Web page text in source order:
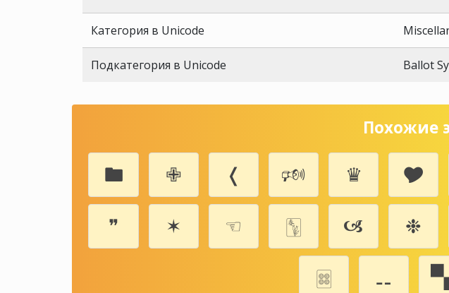
Категория в Unicode
Подкатегория в Unicode Ballot
Похожие
🖿 ✙ ❬ 🕬 ♛ 🎔
❞
✶ ☜ 🀦 🙦 ❉
🀜
⚋